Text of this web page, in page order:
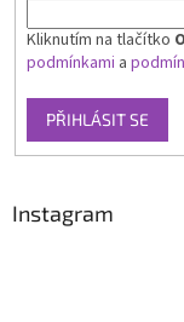
Kliknutím na tlačítko
podmínkami a
PŘIHLÁSIT SE
Instagram